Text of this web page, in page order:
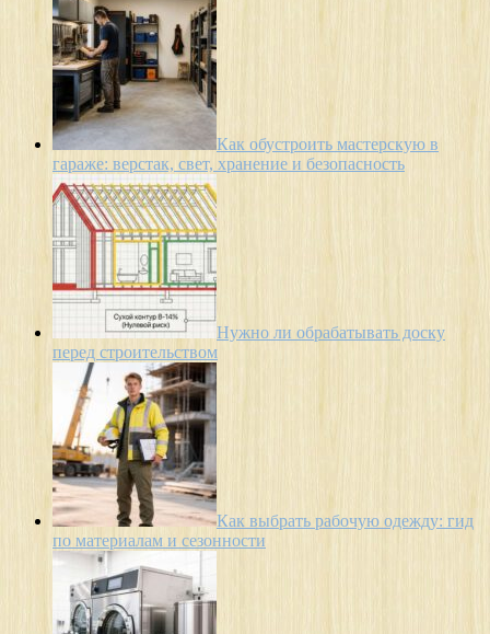
Как обустроить мастерскую в
гараже: верстак, свет, хранение и безопасность
Нужно ли обрабатывать доску
перед строительством
Как выбрать рабочую одежду: гид
по материалам и сезонности